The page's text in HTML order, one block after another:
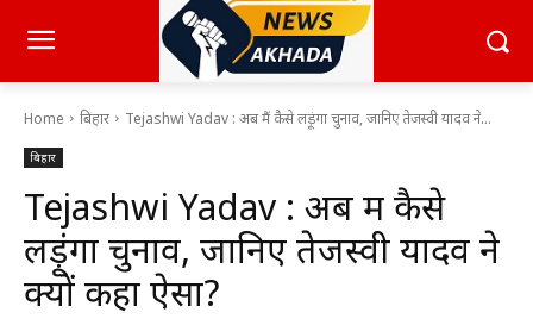
Home बिहार Tejashwi Yadav : अब मैं कैसे लड़ूंगा चुनाव, जानिए तेजस्वी यादव ने...
बिहार
Tejashwi Yadav : अब मैं कैसे
लड़ूंगा चुनाव, जानिए तेजस्वी यादव ने
क्यों कहा ऐसा?